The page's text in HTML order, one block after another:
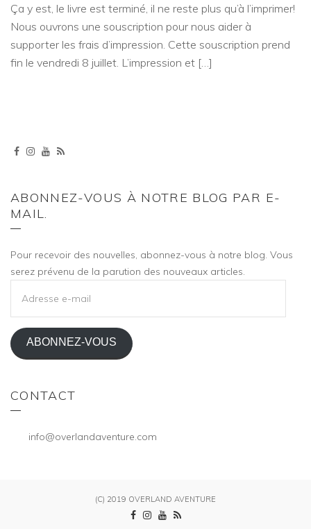
Ça y est, le livre est terminé, il ne reste plus qu’à l’imprimer!
Nous ouvrons une souscription pour nous aider à
supporter les frais d’impression. Cette souscription prend
fin le vendredi 8 juillet. L’impression et […]
ABONNEZ-VOUS À NOTRE BLOG PAR E-
MAIL.
Pour recevoir des nouvelles, abonnez-vous à notre blog. Vous
serez prévenu de la parution des nouveaux articles.
MAIL
ABONNEZ-VOUS
CONTACT
info@overlandaventure.com
(C) 2019 OVERLAND AVENTURE